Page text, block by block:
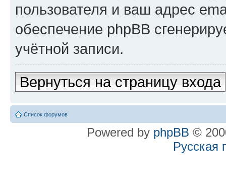
пользователя и ваш адрес
обеспечение phpBB
учётной записи.
Вернуться на страницу входа
Список форумов
Powered by phpBB ©
Русская